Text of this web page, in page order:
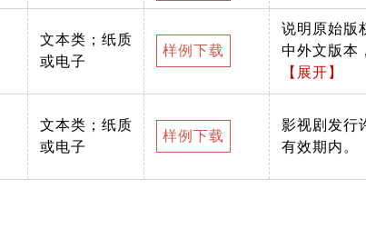
文本类；纸质
或电子
样例下载
说明原始版
中外文版本
括片名、版
位、国别等
【展开】
文本类；纸质
或电子
样例下载
影视剧发行
有效期内。